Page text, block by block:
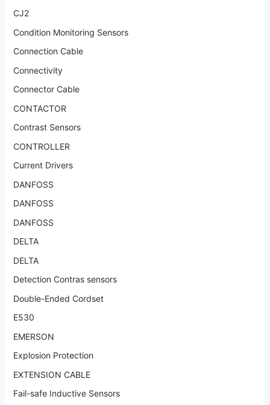
CJ2
Condition Monitoring Sensors
Connection Cable
Connectivity
Connector Cable
CONTACTOR
Contrast Sensors
CONTROLLER
Current Drivers
DANFOSS
DANFOSS
DANFOSS
DELTA
DELTA
Detection Contras sensors
Double-Ended Cordset
E530
EMERSON
Explosion Protection
EXTENSION CABLE
Fail-safe Inductive Sensors